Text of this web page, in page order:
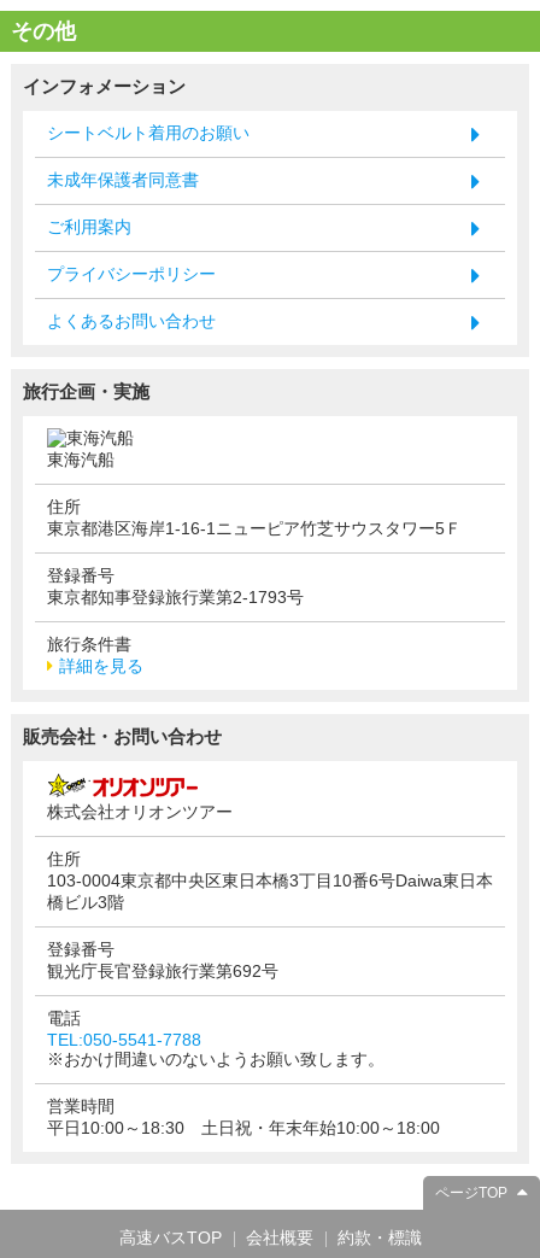
その他
インフォメーション
シートベルト着用のお願い
未成年保護者同意書
ご利用案内
プライバシーポリシー
よくあるお問い合わせ
旅行企画・実施
東海汽船
住所
東京都港区海岸1-16-1ニューピア竹芝サウスタワー5Ｆ
登録番号
東京都知事登録旅行業第2-1793号
旅行条件書
詳細を見る
販売会社・お問い合わせ
株式会社オリオンツアー
住所
103-0004東京都中央区東日本橋3丁目10番6号Daiwa東日本
橋ビル3階
登録番号
観光庁長官登録旅行業第692号
電話
TEL:050-5541-7788
※おかけ間違いのないようお願い致します。
営業時間
平日10:00～18:30 土日祝・年末年始10:00～18:00
ページTOP
高速バスTOP 会社概要 約款・標識